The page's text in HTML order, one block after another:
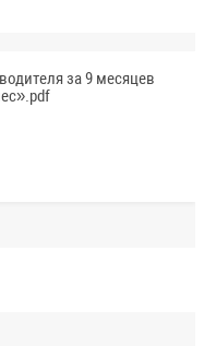
за 9 месяцев